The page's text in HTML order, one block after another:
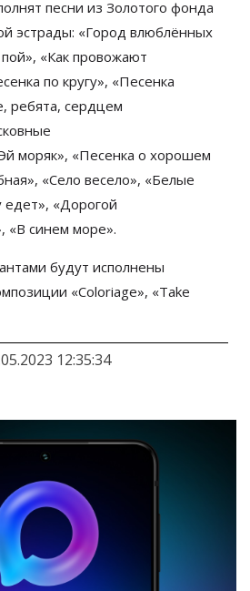
песни из Золотого фонда
эстрады: «Город влюблённых
пой», «Как провожают
по кругу», «Песенка
ребята, сердцем
моряк», «Песенка о хорошем
», «Село весело», «Белые
едет», «Дорогой
, «В синем море».
будут исполнены
«Coloriage», «Take
12:35:34